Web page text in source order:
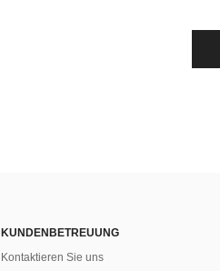
KUNDENBETREUUNG
Kontaktieren Sie uns